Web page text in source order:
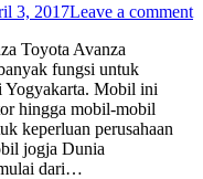
3, 2017Leave a comment
Toyota Avanza
fungsi untuk
Yogyakarta. Mobil ini
hingga mobil-mobil
keperluan perusahaan
jogja Dunia
dari…